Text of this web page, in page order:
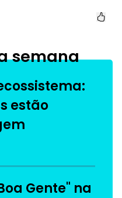
semana
estão
Gente" na